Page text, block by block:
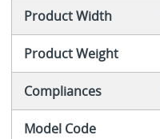
Product Width
Product Weight
Compliances
Model Code